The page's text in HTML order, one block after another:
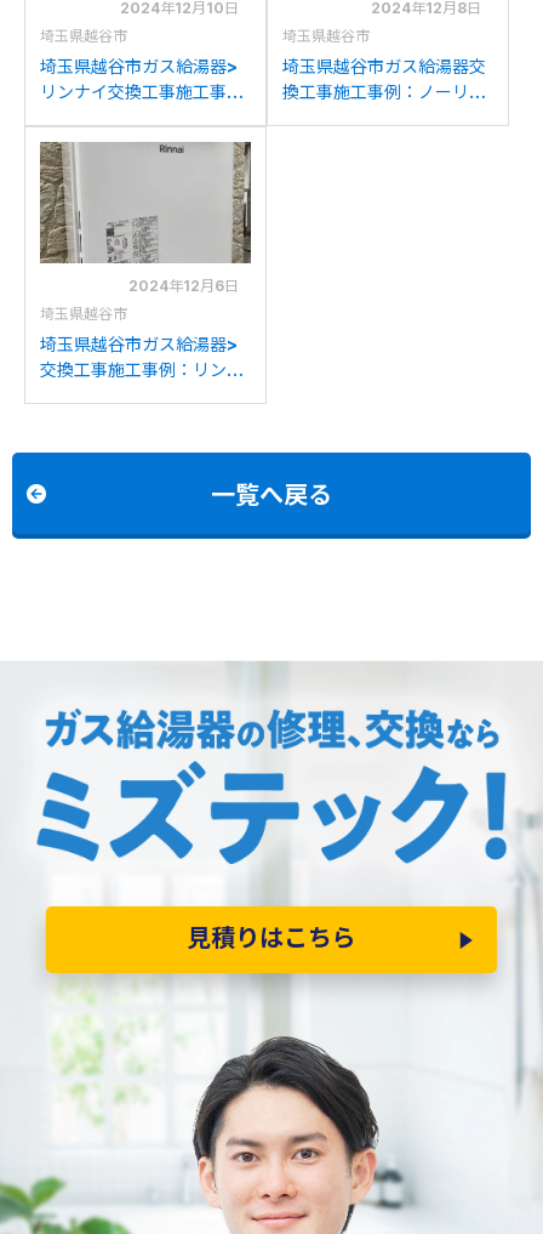
2024年12月10日
埼玉県越谷市
埼玉県越谷市ガス給湯器>
リンナイ交換工事施工事
K2403AW2-3(A)からリ
ンナイRUFH-
UE2407AW2-3(A)への交
換
2024年12月8日
埼玉県越谷市
埼玉県越谷市ガス給湯器交
換工事施工事例：ノーリツ
2024年12月6日
埼玉県越谷市
埼玉県越谷市ガス給湯器>
交換工事施工事例：リンナ
一覧へ戻る
見積りはこちら